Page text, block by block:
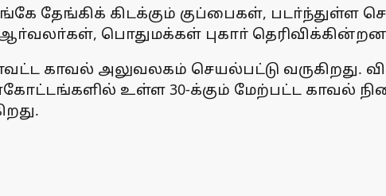
தேங்கிக் கிடக்கும் குப்பைகள், படா்ந்துள்ள
ஆா்வலா்கள், பொதுமக்கள் புகாா்
காவல் அலுவலகம் செயல்பட்டு வருகிறது.
உள்ள 30-க்கும் மேற்பட்ட காவல்